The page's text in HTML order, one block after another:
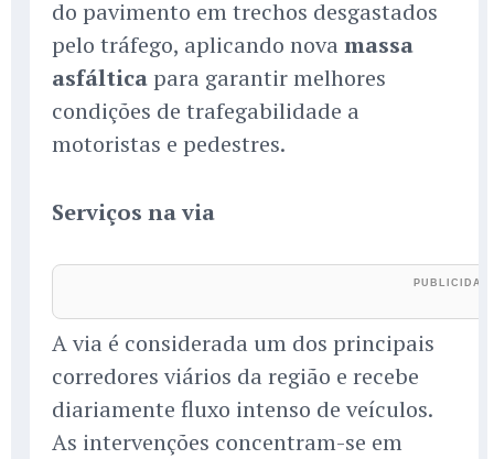
do pavimento em trechos desgastados
pelo tráfego, aplicando nova massa
asfáltica para garantir melhores
condições de trafegabilidade a
motoristas e pedestres.
Serviços na via
A via é considerada um dos principais
corredores viários da região e recebe
diariamente fluxo intenso de veículos.
As intervenções concentram-se em